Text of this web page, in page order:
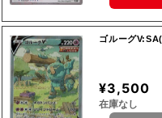
ゴルーグ
¥3,500
在庫なし